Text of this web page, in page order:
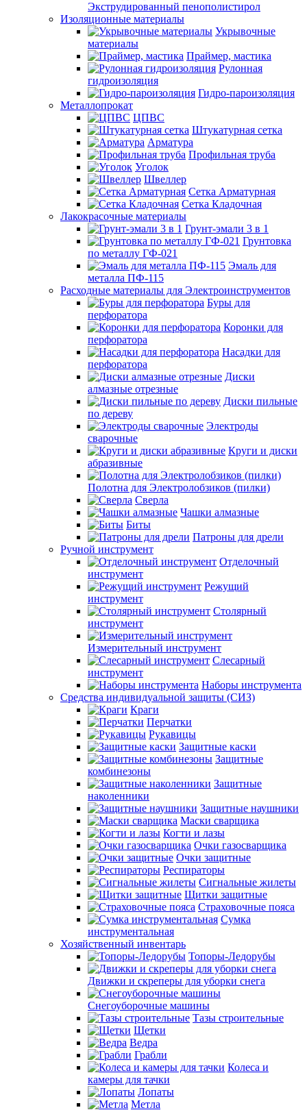
Экструдированный пенополистирол
Изоляционные материалы
Укрывочные
материалы
Праймер, мастика
Рулонная
гидроизоляция
Гидро-пароизоляция
Металлопрокат
ЦПВС
Штукатурная сетка
Арматура
Профильная труба
Уголок
Швеллер
Сетка Арматурная
Сетка Кладочная
Лакокрасочные материалы
Грунт-эмали 3 в 1
Грунтовка
по металлу ГФ-021
Эмаль для
металла ПФ-115
Расходные материалы для Электроинструментов
Буры для
перфоратора
Коронки для
перфоратора
Насадки для
перфоратора
Диски
алмазные отрезные
Диски пильные
по дереву
Электроды
сварочные
Круги и диски
абразивные
Полотна для Электролобзиков (пилки)
Сверла
Чашки алмазные
Биты
Патроны для дрели
Ручной инструмент
Отделочный
инструмент
Режущий
инструмент
Столярный
инструмент
Измерительный инструмент
Слесарный
инструмент
Наборы инструмента
Средства индивидуальной защиты (СИЗ)
Краги
Перчатки
Рукавицы
Защитные каски
Защитные
комбинезоны
Защитные
наколенники
Защитные наушники
Маски сварщика
Когти и лазы
Очки газосварщика
Очки защитные
Респираторы
Сигнальные жилеты
Щитки защитные
Страховочные пояса
Сумка
инструментальная
Хозяйственный инвентарь
Топоры-Ледорубы
Движки и скреперы для уборки снега
Снегоуборочные машины
Тазы строительные
Щетки
Ведра
Грабли
Колеса и
камеры для тачки
Лопаты
Метла